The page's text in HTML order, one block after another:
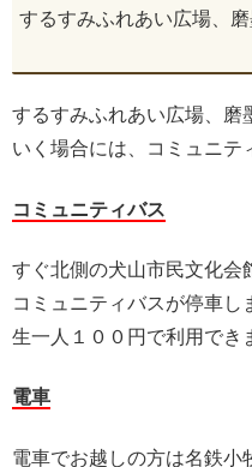
するすみふれあい広場、
するすみふれあい広場、磨
いく場合には、コミュニテ
コミュニティバス
すぐ北側の犬山市民文化会
コミュニティバスが停車し
生一人１００円で利用でき
電車
電車でお越しの方は名鉄